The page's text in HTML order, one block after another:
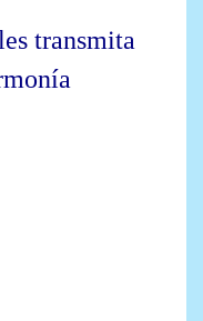
transmita